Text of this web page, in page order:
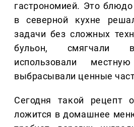
гастрономией. Это
в северной кухне
задачи без сложных
бульон, смягчали
использовали
выбрасывали ценные
Сегодня такой рецепт
ложится в домашнее